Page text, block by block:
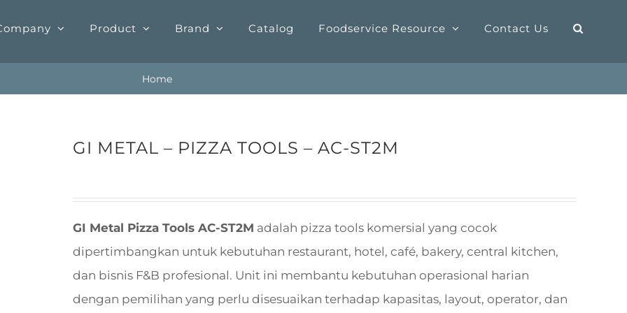
Product Brand Catalog Foodservice Resource Contact Us
Home
GI METAL – PIZZA TOOLS – AC-ST2M
GI Metal Pizza Tools AC-ST2M adalah pizza tools komersial yang cocok
dipertimbangkan untuk kebutuhan restaurant, hotel, café, bakery, central kitchen,
dan bisnis F&B profesional. Unit ini membantu kebutuhan operasional harian
dengan pemilihan yang perlu disesuaikan terhadap kapasitas, layout, operator, dan